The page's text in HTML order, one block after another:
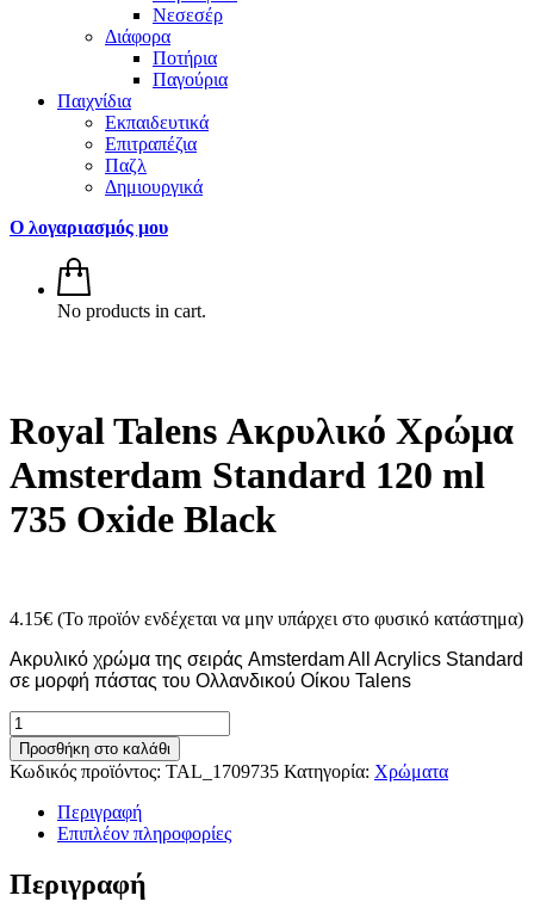
Νεσεσέρ
Διάφορα
Ποτήρια
Παγούρια
Παιχνίδια
Εκπαιδευτικά
Επιτραπέζια
Παζλ
Δημιουργικά
Ο λογαριασμός μου
No products in cart.
Royal Talens Ακρυλικό Χρώμα
Amsterdam Standard 120 ml
735 Oxide Black
4.15€ (Το προϊόν ενδέχεται να μην υπάρχει στο φυσικό κατάστημα)
Ακρυλικό χρώμα της σειράς Amsterdam All Acrylics Standard
σε μορφή πάστας του Ολλανδικού Οίκου Talens
Royal
Talens
Ακρυλικό
Χρώμα
Amsterdam
Standard
ml
735
Προσθήκη στο καλάθι
Κωδικός προϊόντος: TAL_1709735 Κατηγορία: Χρώματα
Περιγραφή
Επιπλέον πληροφορίες
Περιγραφή